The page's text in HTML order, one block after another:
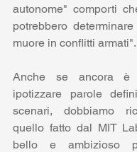
autonome" comporti
potrebbero
muore in conflitti armati".
Anche se ancora è
ipotizzare parole
scenari, dobbiamo
quello fatto dal MIT
bello e ambizioso